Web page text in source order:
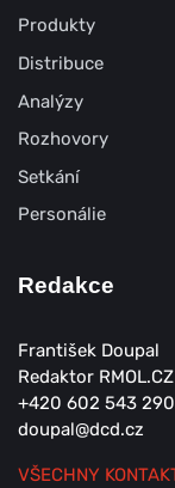
Produkty
Distribuce
Analýzy
Rozhovory
Setkání
Personálie
Redakce
František Doupal
Redaktor RMOL.CZ
+420 602 543 290
doupal@dcd.cz
VŠECHNY